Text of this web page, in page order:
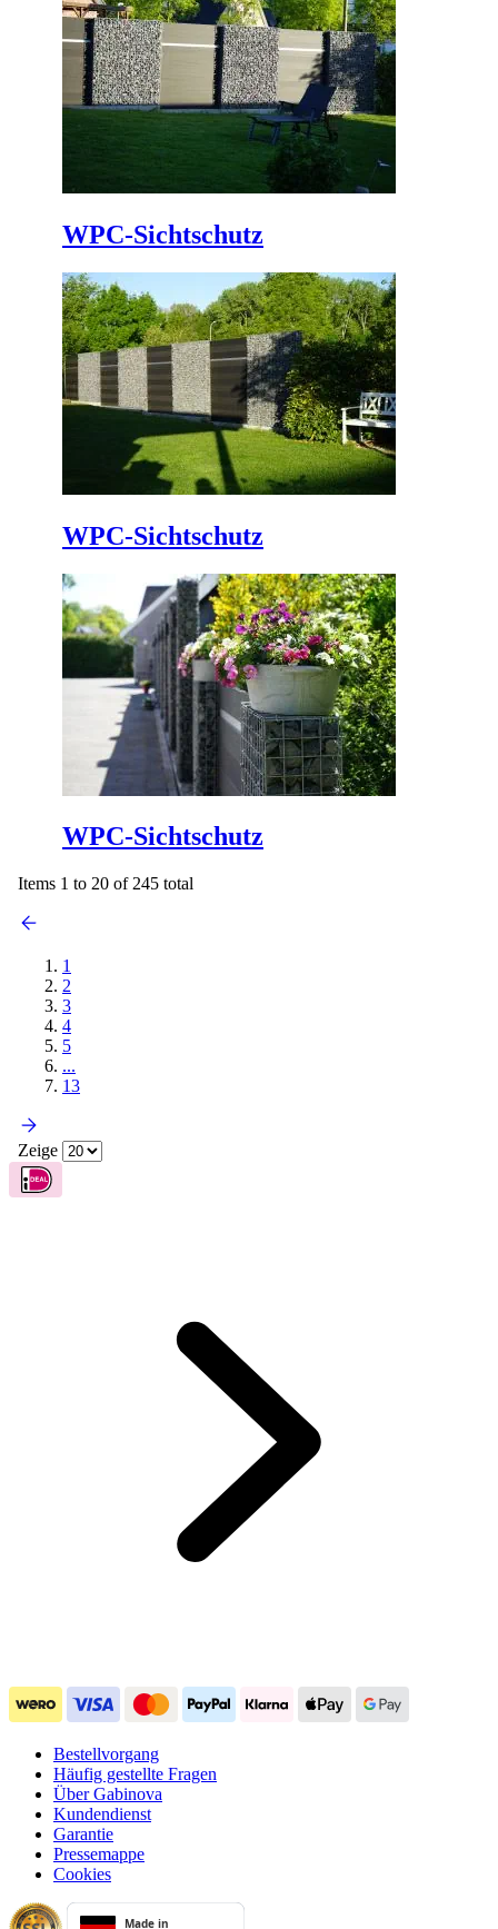
WPC-Sichtschutz
WPC-Sichtschutz
WPC-Sichtschutz
Items 1 to 20 of 245 total
3
4
5
...
13
Zeige
Bestellvorgang
Über Gabinova
Kundendienst
Garantie
Pressemappe
Cookies